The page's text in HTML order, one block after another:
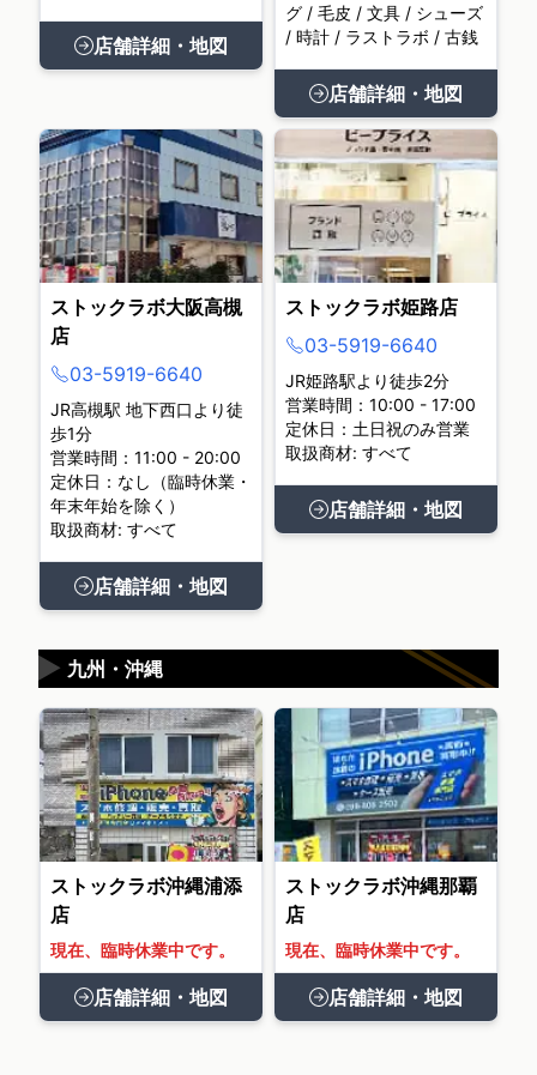
店舗詳細・地図
グ / 毛皮 / 文具 / シューズ
/ 時計 / ラストラボ / 古銭
店舗詳細・地図
ストックラボ大阪高槻
店
03-5919-6640
JR高槻駅 地下西口より徒
歩1分
営業時間：11:00 - 20:00
定休日：なし（臨時休業・
年末年始を除く）
取扱商材: すべて
店舗詳細・地図
ストックラボ姫路店
03-5919-6640
JR姫路駅より徒歩2分
営業時間：10:00 - 17:00
定休日：土日祝のみ営業
取扱商材: すべて
店舗詳細・地図
九州・沖縄
▶
ストックラボ沖縄浦添
店
現在、臨時休業中です。
店舗詳細・地図
ストックラボ沖縄那覇
店
現在、臨時休業中です。
店舗詳細・地図